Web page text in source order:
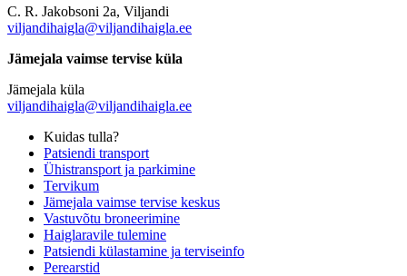
C. R. Jakobsoni 2a, Viljandi
viljandihaigla@viljandihaigla.ee
Jämejala vaimse tervise küla
Jämejala küla
viljandihaigla@viljandihaigla.ee
Kuidas tulla?
Patsiendi transport
Ühistransport ja parkimine
Tervikum
Jämejala vaimse tervise keskus
Vastuvõtu broneerimine
Haiglaravile tulemine
Patsiendi külastamine ja terviseinfo
Perearstid